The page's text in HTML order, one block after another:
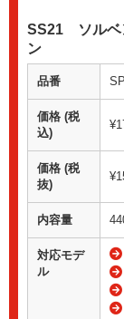
SS21 ソルベ
ン
品番
価格 (税
込)
価格 (税
抜)
内容量
対応モデ
ル